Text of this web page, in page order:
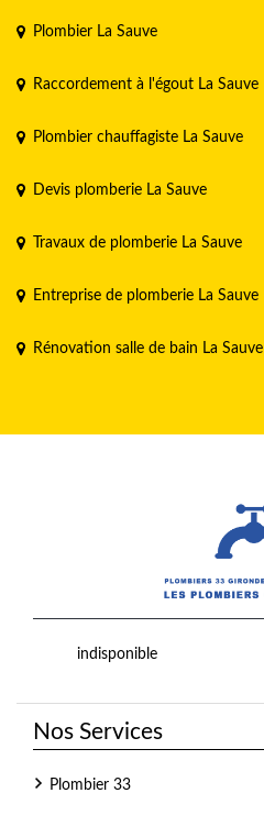
Plombier La Sauve
Raccordement à l'égout La Sauve
Plombier chauffagiste La Sauve
Devis plomberie La Sauve
Travaux de plomberie La Sauve
Entreprise de plomberie La Sauve
Rénovation salle de bain La Sauve
indisponible
Nos Services
Plombier 33